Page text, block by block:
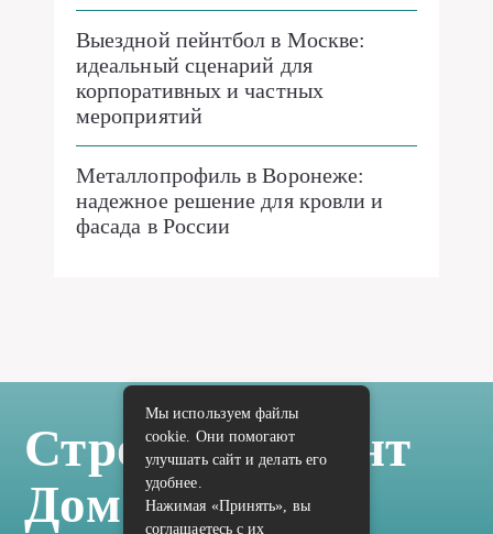
Выездной пейнтбол в Москве:
идеальный сценарий для
корпоративных и частных
мероприятий
Металлопрофиль в Воронеже:
надежное решение для кровли и
фасада в России
Стройка Ремонт
Дом Отделка
Мы используем файлы
cookie. Они помогают
улучшать сайт и делать его
удобнее.
Нажимая «Принять», вы
соглашаетесь с их